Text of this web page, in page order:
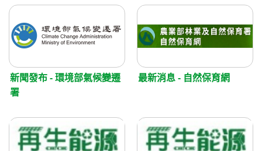
新聞發布 - 環境部氣候變遷
署
最新消息 - 自然保育網